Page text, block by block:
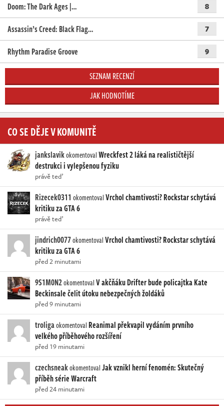
Doom: The Dark Ages |… 8
Assassin’s Creed: Black Flag… 7
Rhythm Paradise Groove 9
SEZNAM RECENZÍ
JAK HODNOTÍME
CO SE DĚJE V KOMUNITĚ
jankslavikokomentovalWreckfest 2 láká na realističtější
destrukci i vylepšenou fyziku
právě teď
Rizecek0311 okomentovalVrchol chamtivosti? Rockstar schytává
kritiku za GTA 6
právě teď
jindrich0077okomentovalVrchol chamtivosti? Rockstar schytává
kritiku za GTA 6
před 2 minutami
9S1M0N2okomentovalV akčňáku Drifter bude policajtka Kate
Beckinsale čelit útoku nebezpečných žoldáků
před 9 minutami
troligaokomentoval Reanimal překvapil vydáním prvního
velkého příběhového rozšíření
před 19 minutami
czechsneakokomentovalJak vznikl herní fenomén: Skutečný
příběh série Warcraft
před 24 minutami